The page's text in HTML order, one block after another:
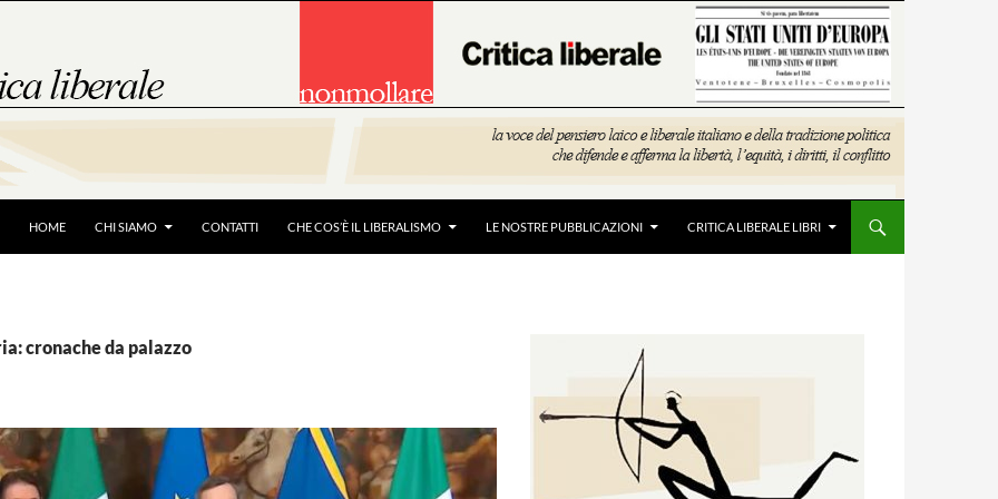
HOME CHI SIAMO CONTATTI CHE COS’È IL LIBERALISMO LE NOSTRE PUBBLICAZIONI CRITICA LIBERALE LIBRI
cronache da palazzo